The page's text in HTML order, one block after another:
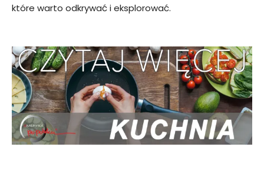
które warto odkrywać i eksplorować.